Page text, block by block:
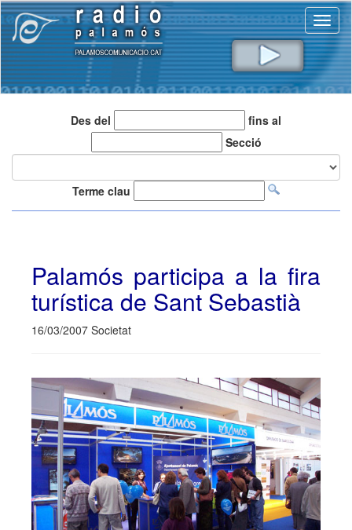
Des del
fins al
Secció
Terme clau
Palamós participa a la fira
turística de Sant Sebastià
16/03/2007 Societat